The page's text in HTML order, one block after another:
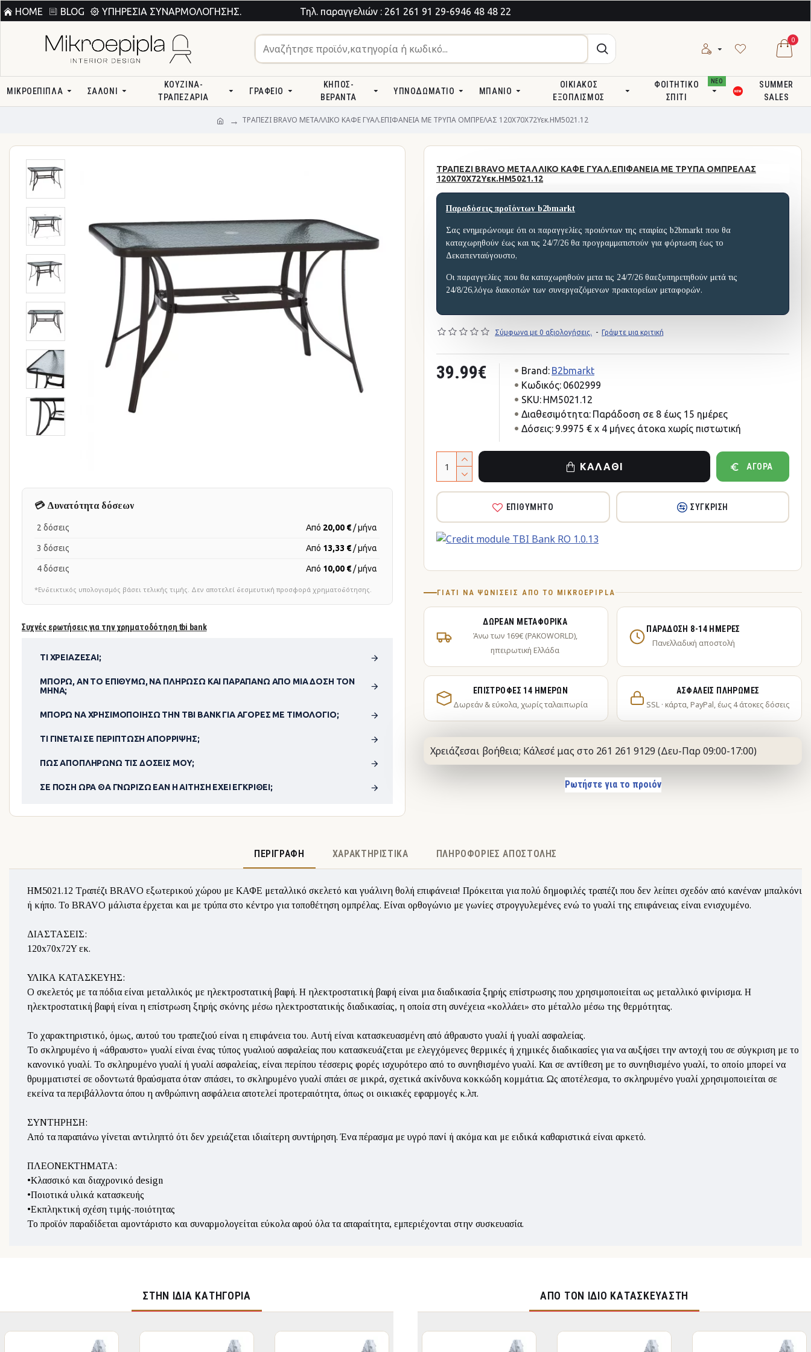
HOME BLOG ΥΠΗΡΕΣΊΑ ΣΥΝΑΡΜΟΛΌΓΗΣΗΣ. Τηλ. παραγγελιών : 261 261 91 29-6946 48 48 22
0
ΜΙΚΡΟΕΠΙΠΛΑ ΣΑΛΌΝΙ
ΚΟΥΖΊΝΑ-
ΤΡΑΠΕΖΑΡΊΑ
ΓΡΑΦΕΊΟ
ΚΉΠΟΣ-
ΒΕΡΆΝΤΑ
ΥΠΝΟΔΩΜΆΤΙΟ ΜΠΆΝΙΟ
ΟΙΚΙΑΚΌΣ
ΕΞΟΠΛΙΣΜΌΣ
ΦΟΙΤΗΤΙΚΌ
ΣΠΊΤΙ
ΝΕΟ
SUMMER
SALES
ΤΡΑΠΕΖΙ BRAVO ΜΕΤΑΛΛΙΚΟ ΚΑΦΕ ΓΥΑΛ.ΕΠΙΦΑΝΕΙΑ ΜΕ ΤΡΥΠΑ ΟΜΠΡΕΛΑΣ 120Χ70Χ72Υεκ.HM5021.12
Συχνές ερωτήσεις για την χρηματοδότηση tbi bank
ΤΙ ΧΡΕΙΆΖΕΣΑΙ;
ΜΠΟΡΏ, ΑΝ ΤΟ ΕΠΙΘΥΜΏ, ΝΑ ΠΛΗΡΏΣΩ ΚΑΙ ΠΑΡΑΠΆΝΩ ΑΠΌ ΜΊΑ ΔΌΣΗ ΤΟΝ
ΜΉΝΑ;
ΜΠΟΡΏ ΝΑ ΧΡΗΣΙΜΟΠΟΊΗΣΩ ΤΗΝ TBI BANK ΓΙΑ ΑΓΟΡΈΣ ΜΕ ΤΙΜΟΛΌΓΙΟ;
ΤΙ ΓΊΝΕΤΑΙ ΣΕ ΠΕΡΊΠΤΩΣΗ ΑΠΌΡΡΙΨΗΣ;
ΠΏΣ ΑΠΟΠΛΗΡΏΝΩ ΤΙΣ ΔΌΣΕΙΣ ΜΟΥ;
ΣΕ ΠΌΣΗ ΏΡΑ ΘΑ ΓΝΩΡΊΖΩ ΕΆΝ Η ΑΊΤΗΣΗ ΈΧΕΙ ΕΓΚΡΙΘΕΊ;
💳 Δυνατότητα δόσεων
2 δόσεις Από 20,00 € / μήνα
3 δόσεις Από 13,33 € / μήνα
4 δόσεις Από 10,00 € / μήνα
*Ενδεικτικός υπολογισμός βάσει τελικής τιμής. Δεν αποτελεί δεσμευτική προσφορά χρηματοδότησης.
ΤΡΑΠΕΖΙ BRAVO ΜΕΤΑΛΛΙΚΟ ΚΑΦΕ ΓΥΑΛ.ΕΠΙΦΑΝΕΙΑ ΜΕ ΤΡΥΠΑ ΟΜΠΡΕΛΑΣ
120Χ70Χ72Υεκ.HM5021.12
Παραδόσεις προϊόντων b2bmarkt
Σας ενημερώνουμε ότι οι παραγγελίες προιόντων της εταιρίας b2bmarkt που θα
καταχωρηθούν έως και τις 24/7/26 θα προγραμματιστούν για φόρτωση έως το
Δεκαπενταύγουστο,
Οι παραγγελίες που θα καταχωρηθούν μετα τις 24/7/26 θαεξυπηρετηθούν μετά τις
24/8/26,λόγω διακοπών των συνεργαζόμενων πρακτορείων μεταφορών.
Σύμφωνα με 0 αξιολογήσεις. - Γράψτε μια κριτική
39.99€ Brand: B2bmarkt
Κωδικός: 0602999
SKU: HM5021.12
Διαθεσιμότητα: Παράδοση σε 8 έως 15 ημέρες
Δόσεις: 9.9975 € x 4 μήνες άτοκα χωρίς πιστωτική
ΚΑΛΆΘΙ ΑΓΟΡΆ
ΕΠΙΘΥΜΗΤΌ ΣΎΓΚΡΙΣΗ
ΓΙΑΤΊ ΝΑ ΨΩΝΊΣΕΙΣ ΑΠΌ ΤΟ MIKROEPIPLA
ΔΩΡΕΆΝ ΜΕΤΑΦΟΡΙΚΆ
Άνω των 169€ (PAKOWORLD),
ηπειρωτική Ελλάδα
ΠΑΡΆΔΟΣΗ 8-14 ΗΜΈΡΕΣ
Πανελλαδική αποστολή
ΕΠΙΣΤΡΟΦΈΣ 14 ΗΜΕΡΏΝ
Δωρεάν & εύκολα, χωρίς ταλαιπωρία
ΑΣΦΑΛΕΊΣ ΠΛΗΡΩΜΈΣ
SSL · κάρτα, PayPal, έως 4 άτοκες δόσεις
Χρειάζεσαι βοήθεια; Κάλεσέ μας στο 261 261 9129 (Δευ-Παρ 09:00-17:00)
Ρωτήστε για το προιόν
ΠΕΡΙΓΡΑΦΉ ΧΑΡΑΚΤΗΡΙΣΤΙΚΆ ΠΛΗΡΟΦΟΡΊΕΣ ΑΠΟΣΤΟΛΉΣ
ΗΜ5021.12 Τραπέζι BRAVO εξωτερικού χώρου με ΚΑΦΕ μεταλλικό σκελετό και γυάλινη θολή επιφάνεια! Πρόκειται για πολύ δημοφιλές τραπέζι που δεν λείπει σχεδόν από κανέναν μπαλκόνι
ή κήπο. Το BRAVO μάλιστα έρχεται και με τρύπα στο κέντρο για τοποθέτηση ομπρέλας. Είναι ορθογώνιο με γωνίες στρογγυλεμένες ενώ το γυαλί της επιφάνειας είναι ενισχυμένο.
ΔΙΑΣΤΑΣΕΙΣ:
120x70x72Y εκ.
ΥΛΙΚΑ ΚΑΤΑΣΚΕΥΗΣ:
Ο σκελετός με τα πόδια είναι μεταλλικός με ηλεκτροστατική βαφή. Η ηλεκτροστατική βαφή είναι μια διαδικασία ξηρής επίστρωσης που χρησιμοποιείται ως μεταλλικό φινίρισμα. Η
ηλεκτροστατική βαφή είναι η επίστρωση ξηρής σκόνης μέσω ηλεκτροστατικής διαδικασίας, η οποία στη συνέχεια «κολλάει» στο μέταλλο μέσω της θερμότητας.
Το χαρακτηριστικό, όμως, αυτού του τραπεζιού είναι η επιφάνεια του. Αυτή είναι κατασκευασμένη από άθραυστο γυαλί ή γυαλί ασφαλείας.
Το σκληρυμένο ή «άθραυστο» γυαλί είναι ένας τύπος γυαλιού ασφαλείας που κατασκευάζεται με ελεγχόμενες θερμικές ή χημικές διαδικασίες για να αυξήσει την αντοχή του σε σύγκριση με το
κανονικό γυαλί. Το σκληρυμένο γυαλί ή γυαλί ασφαλείας, είναι περίπου τέσσερις φορές ισχυρότερο από το συνηθισμένο γυαλί. Και σε αντίθεση με το συνηθισμένο γυαλί, το οποίο μπορεί να
θρυμματιστεί σε οδοντωτά θραύσματα όταν σπάσει, το σκληρυμένο γυαλί σπάει σε μικρά, σχετικά ακίνδυνα κοκκώδη κομμάτια. Ως αποτέλεσμα, το σκληρυμένο γυαλί χρησιμοποιείται σε
εκείνα τα περιβάλλοντα όπου η ανθρώπινη ασφάλεια αποτελεί προτεραιότητα, όπως οι οικιακές εφαρμογές κ.λπ.
ΣΥΝΤΗΡΗΣΗ:
Από τα παραπάνω γίνεται αντιληπτό ότι δεν χρειάζεται ιδιαίτερη συντήρηση. Ένα πέρασμα με υγρό πανί ή ακόμα και με ειδικά καθαριστικά είναι αρκετό.
ΠΛΕΟΝΕΚΤΗΜΑΤΑ:
•Κλασσικό και διαχρονικό design
•Ποιοτικά υλικά κατασκευής
•Εκπληκτική σχέση τιμής-ποιότητας
To προϊόν παραδίδεται αμοντάριστο και συναρμολογείται εύκολα αφού όλα τα απαραίτητα, εμπεριέχονται στην συσκευασία.
ΣΤΉΝ ΊΔΙΑ ΚΑΤΗΓΟΡΊΑ ΑΠΌ ΤΟΝ ΊΔΙΟ ΚΑΤΑΣΚΕΥΑΣΤΉ